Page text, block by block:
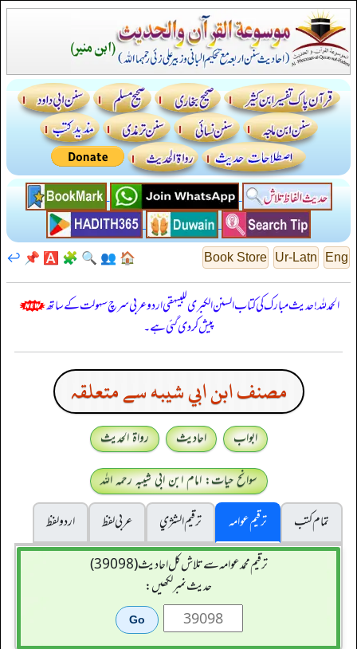
Eng
Ur-Latn
Book Store
🏠
👥
🔍
🧩
🅰️
📌
↩️
الحمدللہ! حدیث مبارک کی کتاب السنن الكبرى للبيهقي اردو عربی سرچ سہولت کے ساتھ
پیش کر دی گئی ہے۔
مصنف ابن ابي شيبه سے متعلقہ
ابواب احادیث
رواۃ الحدیث
سوانح حیات: امام ابن ابی شیبہ رحمہ اللہ
تمام کتب
ترقیم عوامہ ترقيم الشژي عربی لفظ
اردو لفظ
ترقیم محمدعوامہ سے تلاش کل احادیث (39098)
حدیث نمبر لکھیں: